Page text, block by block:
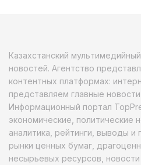
Казахстанский
новостей. Агентство
контентных платформах:
представляем главные
Информационный портал
экономические, политические
аналитика, рейтинги, выводы и
рынки ценных бумаг,
несырьевых ресурсов,